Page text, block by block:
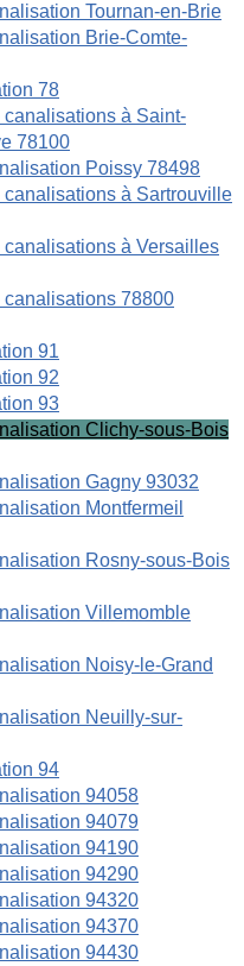
Tournan-en-Brie
Brie-Comte-
78
à Saint-
78100
Poissy 78498
canalisations à Sartrouville
canalisations à Versailles
canalisations 78800
91
92
93
Clichy-sous-Bois
Gagny 93032
Montfermeil
Rosny-sous-Bois
Villemomble
Noisy-le-Grand
Neuilly-sur-
94
94058
94079
94190
94290
94320
94370
94430